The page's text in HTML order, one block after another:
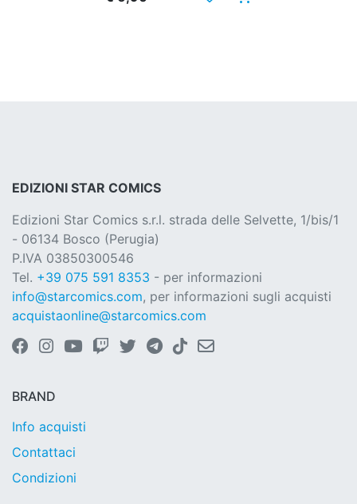
EDIZIONI STAR COMICS
Edizioni Star Comics s.r.l. strada delle Selvette, 1/bis/1
- 06134 Bosco (Perugia)
P.IVA 03850300546
Tel. +39 075 591 8353 - per informazioni
info@starcomics.com, per informazioni sugli acquisti
acquistaonline@starcomics.com
BRAND
Info acquisti
Contattaci
Condizioni